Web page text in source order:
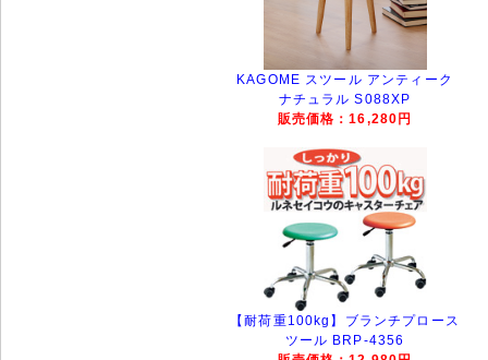
KAGOME スツール アンティーク
ナチュラル S088XP
販売価格：16,280円
【耐荷重100kg】ブランチプロース
ツール BRP-4356